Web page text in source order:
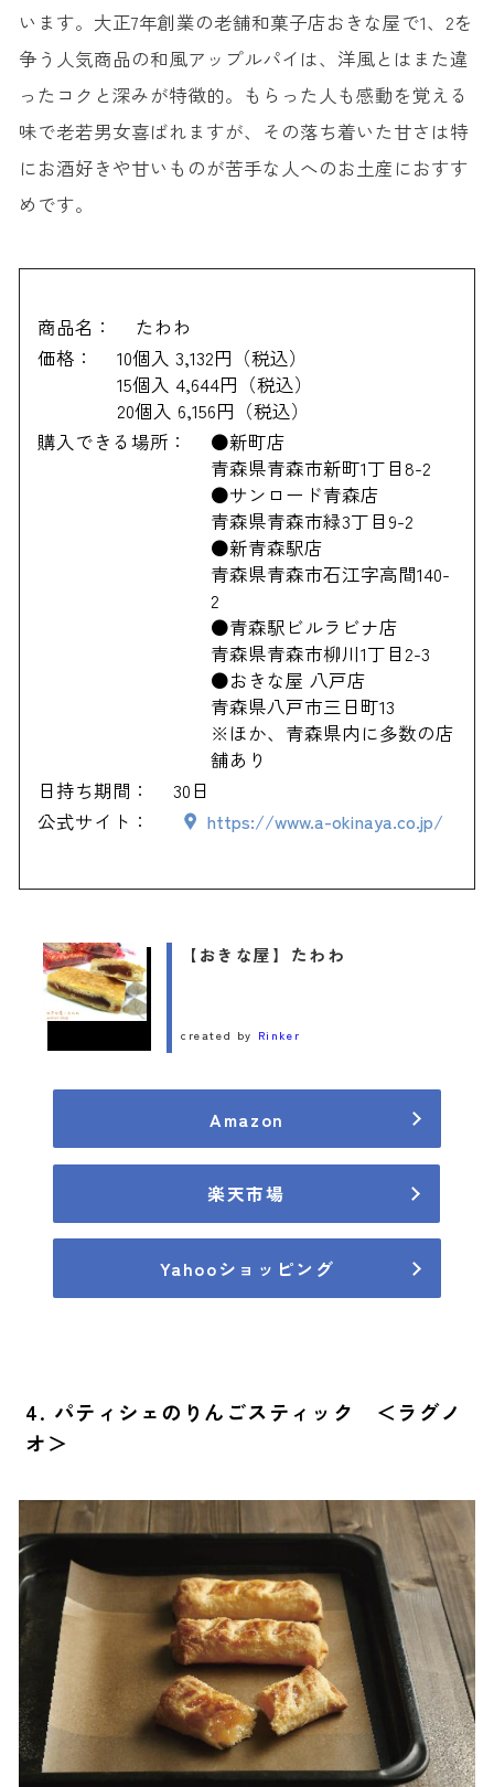
います。大正7年創業の老舗和菓子店おきな屋で1、2を
争う人気商品の和風アップルパイは、洋風とはまた違
ったコクと深みが特徴的。もらった人も感動を覚える
味で老若男女喜ばれますが、その落ち着いた甘さは特
にお酒好きや甘いものが苦手な人へのお土産におすす
めです。
商品名：
たわわ
価格：
10個入 3,132円（税込）
15個入 4,644円（税込）
20個入 6,156円（税込）
購入できる場所：
●新町店
青森県青森市新町1丁目8-2
●サンロード青森店
青森県青森市緑3丁目9-2
●新青森駅店
青森県青森市石江字高間140-
2
●青森駅ビルラビナ店
青森県青森市柳川1丁目2-3
●おきな屋 八戸店
青森県八戸市三日町13
※ほか、青森県内に多数の店
舗あり
日持ち期間：
30日
公式サイト：
https://www.a-okinaya.co.jp/
【おきな屋】たわわ
created by Rinker
Amazon
楽天市場
Yahooショッピング
4. パティシェのりんごスティック ＜ラグノ
オ＞